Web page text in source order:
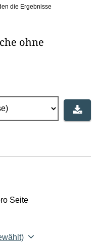
die Ergebnisse
ohne
Seite